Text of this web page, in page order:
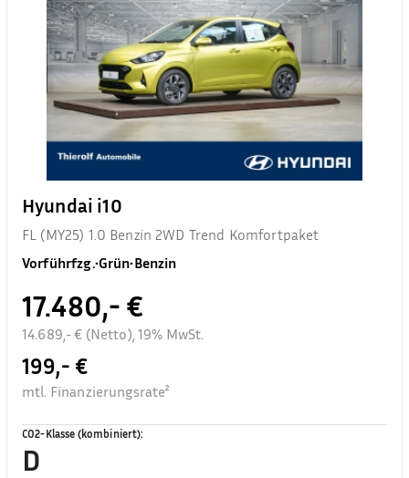
Hyundai i10
FL (MY25) 1.0 Benzin 2WD Trend Komfortpaket
Vorführfzg.•Grün•Benzin
17.480,- €
14.689,- € (Netto), 19% MwSt.
199,- €
mtl. Finanzierungsrate²
CO2-Klasse (kombiniert):
D